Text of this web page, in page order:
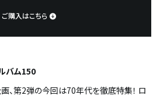
ご購入はこちら
バム150
、第2弾の今回は70年代を徹底特集！ ロ